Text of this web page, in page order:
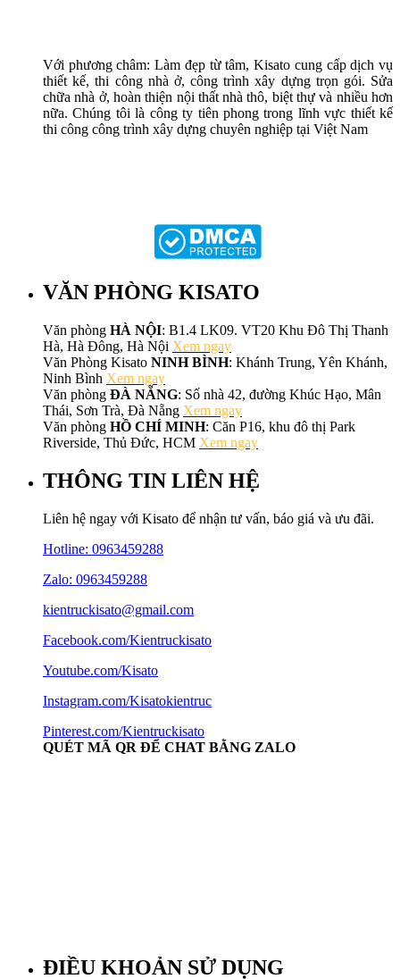
Với phương châm: Làm đẹp từ tâm, Kisato cung cấp dịch vụ
thiết kế, thi công nhà ở, công trình xây dựng trọn gói. Sửa
chữa nhà ở, hoàn thiện nội thất nhà thô, biệt thự và nhiều hơn
nữa. Chúng tôi là công ty tiên phong trong lĩnh vực thiết kế
thi công công trình xây dựng chuyên nghiệp tại Việt Nam
VĂN PHÒNG KISATO
Văn phòng HÀ NỘI: B1.4 LK09. VT20 Khu Đô Thị Thanh
Hà, Hà Đông, Hà Nội Xem ngay
Văn Phòng Kisato NINH BÌNH: Khánh Trung, Yên Khánh,
Ninh Bình Xem ngay
Văn phòng ĐÀ NẴNG: Số nhà 42, đường Khúc Hạo, Mân
Thái, Sơn Trà, Đà Nẵng Xem ngay
Văn phòng HỒ CHÍ MINH: Căn P16, khu đô thị Park
Riverside, Thủ Đức, HCM Xem ngay
THÔNG TIN LIÊN HỆ
Liên hệ ngay với Kisato để nhận tư vấn, báo giá và ưu đãi.
Hotline: 0963459288
Zalo: 0963459288
kientruckisato@gmail.com
Facebook.com/Kientruckisato
Youtube.com/Kisato
Instagram.com/Kisatokientruc
Pinterest.com/Kientruckisato
QUÉT MÃ QR ĐỂ CHAT BẰNG ZALO
ĐIỀU KHOẢN SỬ DỤNG